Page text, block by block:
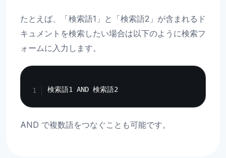
たとえば、「検索語1」と「検索語2」が含まれるド
キュメントを検索したい場合は以下のように検索フ
ォームに入力します。
AND で複数語をつなぐことも可能です。